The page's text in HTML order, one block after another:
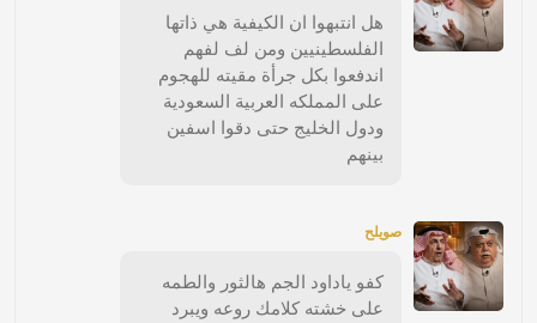
هل انتبهوا ان الكيفية هي ذاتها
الفلسطينيين ومن لف لفهم
اندفعوا بكل جرأة مقيته للهجوم
على المملكه العربية السعودية
ودول الخليج حتى دقوا اسفين
بينهم
صويلح
كفو ياداود الجم هالثور والطمه
على خشته كلامك روعه ويبرد